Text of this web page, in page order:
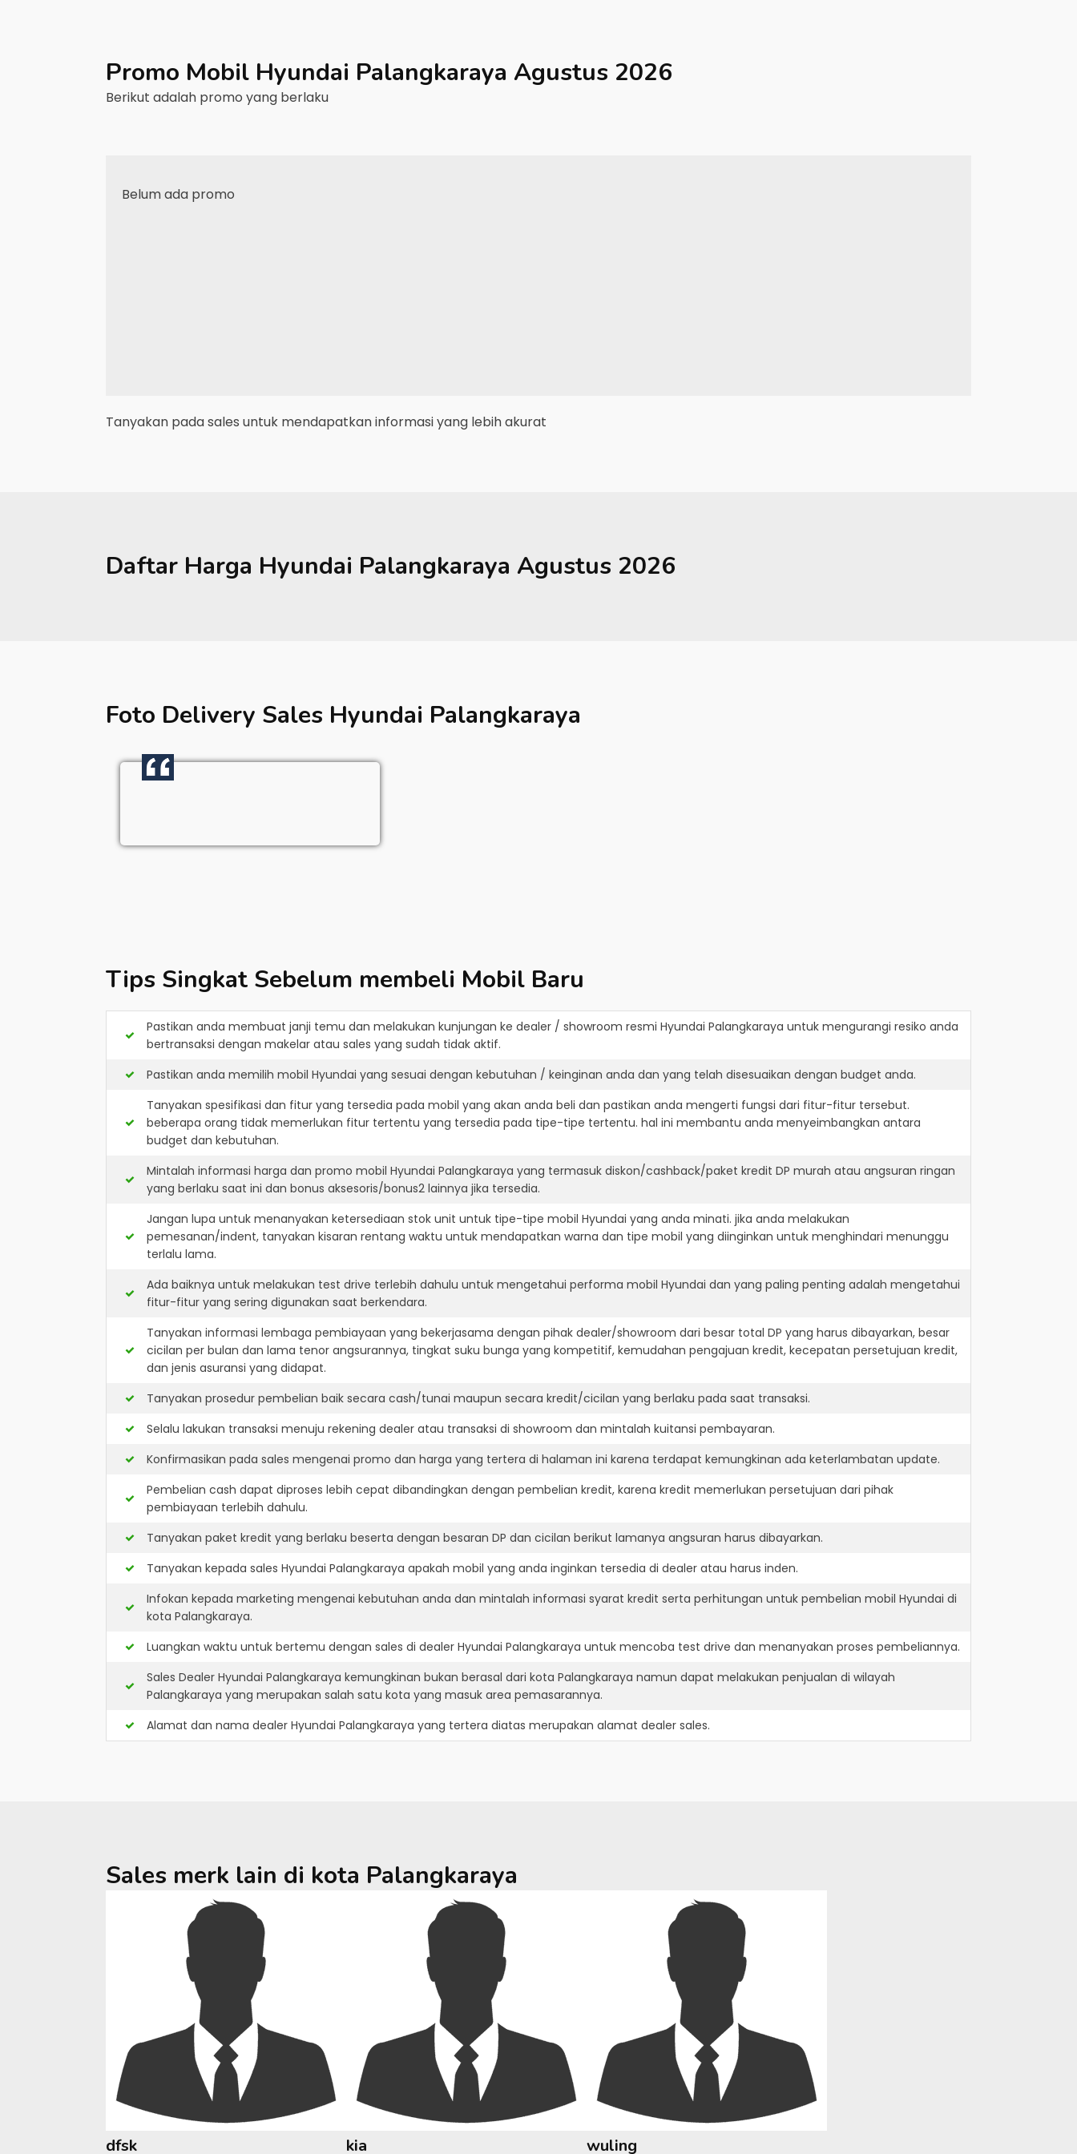
Promo Mobil Hyundai Palangkaraya Agustus 2026
Berikut adalah promo yang berlaku
Belum ada promo
Tanyakan pada sales untuk mendapatkan informasi yang lebih akurat
Daftar Harga Hyundai Palangkaraya Agustus 2026
Foto Delivery Sales Hyundai Palangkaraya
Tips Singkat Sebelum membeli Mobil Baru
Pastikan anda membuat janji temu dan melakukan kunjungan ke dealer / showroom resmi Hyundai Palangkaraya untuk mengurangi resiko anda
bertransaksi dengan makelar atau sales yang sudah tidak aktif.
Pastikan anda memilih mobil Hyundai yang sesuai dengan kebutuhan / keinginan anda dan yang telah disesuaikan dengan budget anda.
Tanyakan spesifikasi dan fitur yang tersedia pada mobil yang akan anda beli dan pastikan anda mengerti fungsi dari fitur-fitur tersebut.
beberapa orang tidak memerlukan fitur tertentu yang tersedia pada tipe-tipe tertentu. hal ini membantu anda menyeimbangkan antara
budget dan kebutuhan.
Mintalah informasi harga dan promo mobil Hyundai Palangkaraya yang termasuk diskon/cashback/paket kredit DP murah atau angsuran ringan
yang berlaku saat ini dan bonus aksesoris/bonus2 lainnya jika tersedia.
Jangan lupa untuk menanyakan ketersediaan stok unit untuk tipe-tipe mobil Hyundai yang anda minati. jika anda melakukan
pemesanan/indent, tanyakan kisaran rentang waktu untuk mendapatkan warna dan tipe mobil yang diinginkan untuk menghindari menunggu
terlalu lama.
Ada baiknya untuk melakukan test drive terlebih dahulu untuk mengetahui performa mobil Hyundai dan yang paling penting adalah mengetahui
fitur-fitur yang sering digunakan saat berkendara.
Tanyakan informasi lembaga pembiayaan yang bekerjasama dengan pihak dealer/showroom dari besar total DP yang harus dibayarkan, besar
cicilan per bulan dan lama tenor angsurannya, tingkat suku bunga yang kompetitif, kemudahan pengajuan kredit, kecepatan persetujuan kredit,
dan jenis asuransi yang didapat.
Tanyakan prosedur pembelian baik secara cash/tunai maupun secara kredit/cicilan yang berlaku pada saat transaksi.
Selalu lakukan transaksi menuju rekening dealer atau transaksi di showroom dan mintalah kuitansi pembayaran.
Konfirmasikan pada sales mengenai promo dan harga yang tertera di halaman ini karena terdapat kemungkinan ada keterlambatan update.
Pembelian cash dapat diproses lebih cepat dibandingkan dengan pembelian kredit, karena kredit memerlukan persetujuan dari pihak
pembiayaan terlebih dahulu.
Tanyakan paket kredit yang berlaku beserta dengan besaran DP dan cicilan berikut lamanya angsuran harus dibayarkan.
Tanyakan kepada sales Hyundai Palangkaraya apakah mobil yang anda inginkan tersedia di dealer atau harus inden.
Infokan kepada marketing mengenai kebutuhan anda dan mintalah informasi syarat kredit serta perhitungan untuk pembelian mobil Hyundai di
kota Palangkaraya.
Luangkan waktu untuk bertemu dengan sales di dealer Hyundai Palangkaraya untuk mencoba test drive dan menanyakan proses pembeliannya.
Sales Dealer Hyundai Palangkaraya kemungkinan bukan berasal dari kota Palangkaraya namun dapat melakukan penjualan di wilayah
Palangkaraya yang merupakan salah satu kota yang masuk area pemasarannya.
Alamat dan nama dealer Hyundai Palangkaraya yang tertera diatas merupakan alamat dealer sales.
Sales merk lain di kota Palangkaraya
dfsk kia wuling